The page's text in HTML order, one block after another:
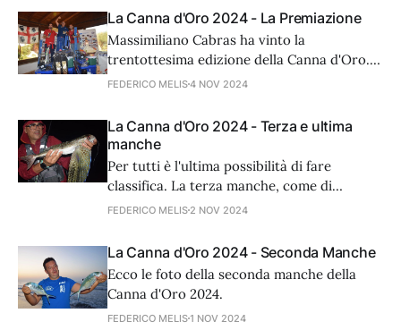
tantissime murene.
La Canna d'Oro 2024 - La Premiazione
Massimiliano Cabras ha vinto la
trentottesima edizione della Canna d'Oro.
Ecco le foto di tutta la premiazione.
FEDERICO MELIS4 NOV 2024
La Canna d'Oro 2024 - Terza e ultima
manche
Per tutti è l'ultima possibilità di fare
classifica. La terza manche, come di
consueto, decide l'esito della Canna d'Oro.
FEDERICO MELIS 2 NOV 2024
La Canna d'Oro 2024 - Seconda Manche
Ecco le foto della seconda manche della
Canna d'Oro 2024.
FEDERICO MELIS1 NOV 2024